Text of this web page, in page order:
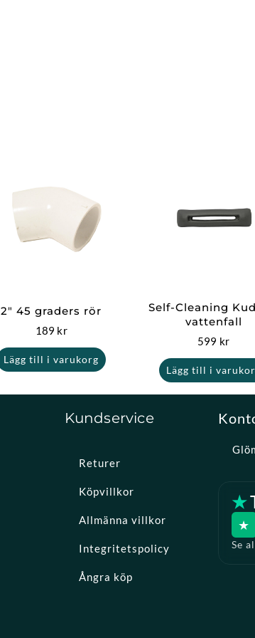
2″ 45 graders rör
189 kr
Lägg till i varukorg
Self-Cleaning
vattenfall
599 kr
Lägg till i
Kundservice
Returer
Köpvillkor
Allmänna villkor
Integritetspolicy
Ångra köp
★
Se